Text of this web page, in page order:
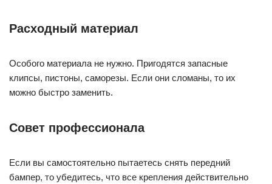
Расходный материал
Особого материала не нужно. Пригодятся запасные
клипсы, пистоны, саморезы. Если они сломаны, то их
можно быстро заменить.
Совет профессионала
Если вы самостоятельно пытаетесь снять передний
бампер, то убедитесь, что все крепления действительно